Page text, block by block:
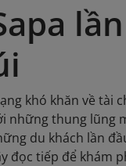
khó khăn về tài
thung lũng
du khách lần
đọc tiếp để khám